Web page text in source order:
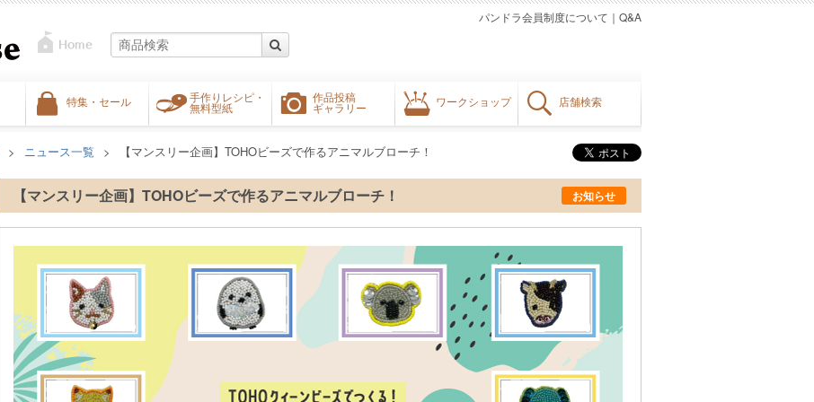
特集・セール
手作りレシピ・
無料型紙
作品投稿
ギャラリー
ワークショップ 店舗検索
Q&A
｜
パンドラ会員制度について
ニュース一覧 【マンスリー企画】TOHOビーズで作るアニマルブローチ！
【マンスリー企画】TOHOビーズで作るアニマルブローチ！ お知らせ